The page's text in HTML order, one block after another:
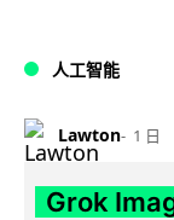
人工智能
Lawton 1 日
Grok